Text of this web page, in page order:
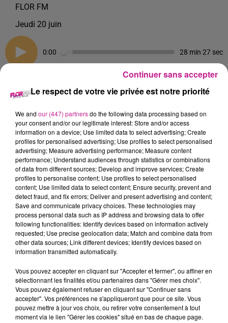
FLOR FM
Jeudi 20 juin
0:00 28 min 27 sec
20 juin 2024 - 28 min 27 sec
LE 7-10 ALSACE DU 20 JUIN
Retrouvez les meilleurs moments du 7-10 Alsace avecM2
Color, votre façadier dans le Haut-Rhin.
0h16
0h16 0h12
0h12 0h09
0h09
Le respect de votre vie privée est notre priorité
We and our (447) partnersdo the following data processing based on
your consent and/or our legitimate interest: Store and/or access
information on a device; Use limited data to select advertising; Create
profiles for personalised advertising; Use profiles to select personalised
advertising; Measure advertising performance; Measure content
performance; Understand audiences through statistics or combinations
of data from different sources; Develop and improve services; Create
profiles to personalise content; Use profiles to select personalised
content; Use limited data to select content; Ensure security, prevent and
detect fraud, and fix errors; Deliver and present advertising and content;
Save and communicate privacy choices. These technologies may
process personal data such as IP address and browsing data to offer
following functionalities: Identify devices based on information actively
requested; Use precise geolocation data; Match and combine data from
other data sources; Link different devices; Identify devices based on
information transmitted automatically.
Vous pouvez accepter en cliquant sur "Accepter et fermer", ou affiner en
sélectionnant les finalités et/ou partenaires dans "Gérer mes choix".
Vous pouvez également refuser en cliquant sur "Continuer sans
accepter". Vos préférences ne s'appliqueront que pour ce site. Vous
pouvez mettre à jour vos choix, ou retirer votre consentement à tout
moment via le lien "Gérer les cookies" situé en bas de chaque page.
Continuer sans accepter